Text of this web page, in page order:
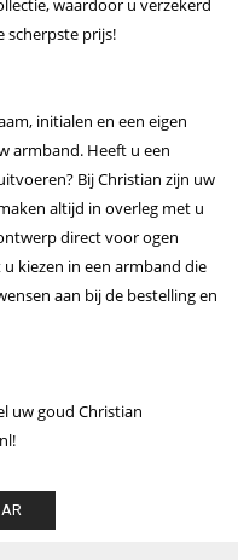
waardoor u verzekerd
scherpste prijs!
initialen en een eigen
armband. Heeft u een
Bij Christian zijn uw
altijd in overleg met u
direct voor ogen
kiezen in een armband die
aan bij de bestelling en
uw goud Christian